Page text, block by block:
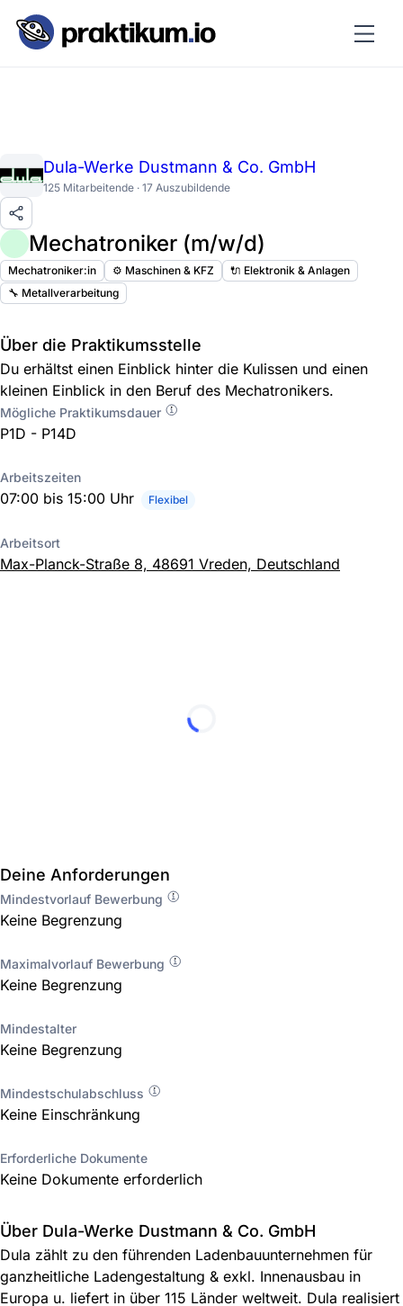
Dula-Werke Dustmann & Co. GmbH
125 Mitarbeitende · 17 Auszubildende
Mechatroniker (m/w/d)
Mechatroniker:in ⚙️ Maschinen & KFZ
🔌 Elektronik & Anlagen
🔧 Metallverarbeitung
Über die Praktikumsstelle
Du erhältst einen Einblick hinter die Kulissen und einen
kleinen Einblick in den Beruf des Mechatronikers.
Mögliche Praktikumsdauer
P1D - P14D
Arbeitszeiten
07:00 bis 15:00 Uhr Flexibel
Arbeitsort
Max-Planck-Straße 8, 48691 Vreden, Deutschland
Deine Anforderungen
Mindestvorlauf Bewerbung
Keine Begrenzung
Maximalvorlauf Bewerbung
Keine Begrenzung
Mindestalter
Keine Begrenzung
Mindestschulabschluss
Keine Einschränkung
Erforderliche Dokumente
Keine Dokumente erforderlich
Über Dula-Werke Dustmann & Co. GmbH
Dula zählt zu den führenden Ladenbauunternehmen für
ganzheitliche Ladengestaltung & exkl. Innenausbau in
Europa u. liefert in über 115 Länder weltweit. Dula realisiert